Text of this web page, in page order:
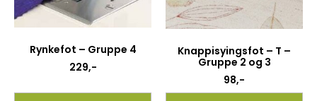
Rynkefot – Gruppe 4
229,-
Knappisyingsfot – T –
Gruppe 2 og 3
98,-